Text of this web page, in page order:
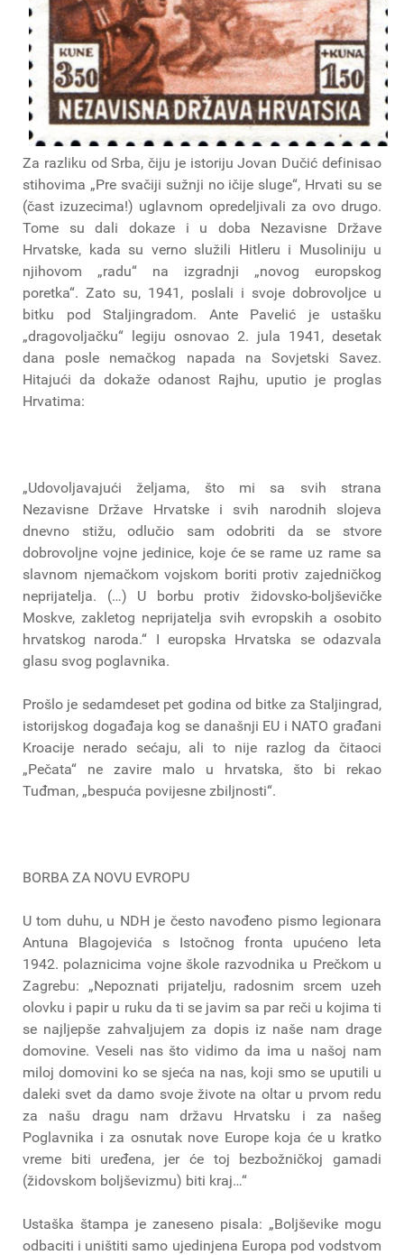
Za razliku od Srba, čiju je istoriju Jovan Dučić definisao
stihovima „Pre svačiji sužnji no ičije sluge“, Hrvati su se
(čast izuzecima!) uglavnom opredeljivali za ovo drugo.
Tome su dali dokaze i u doba Nezavisne Države
Hrvatske, kada su verno služili Hitleru i Musoliniju u
njihovom „radu“ na izgradnji „novog europskog
poretka“. Zato su, 1941, poslali i svoje dobrovoljce u
bitku pod Staljingradom. Ante Pavelić je ustašku
„dragovoljačku“ legiju osnovao 2. jula 1941, desetak
dana posle nemačkog napada na Sovjetski Savez.
Hitajući da dokaže odanost Rajhu, uputio je proglas
Hrvatima:
„Udovoljavajući željama, što mi sa svih strana
Nezavisne Države Hrvatske i svih narodnih slojeva
dnevno stižu, odlučio sam odobriti da se stvore
dobrovoljne vojne jedinice, koje će se rame uz rame sa
slavnom njemačkom vojskom boriti protiv zajedničkog
neprijatelja. (…) U borbu protiv židovsko-boljševičke
Moskve, zakletog neprijatelja svih evropskih a osobito
hrvatskog naroda.“ I europska Hrvatska se odazvala
glasu svog poglavnika.
Prošlo je sedamdeset pet godina od bitke za Staljingrad,
istorijskog događaja kog se današnji EU i NATO građani
Kroacije nerado sećaju, ali to nije razlog da čitaoci
„Pečata“ ne zavire malo u hrvatska, što bi rekao
Tuđman, „bespuća povijesne zbiljnosti“.
BORBA ZA NOVU EVROPU
U tom duhu, u NDH je često navođeno pismo legionara
Antuna Blagojevića s Istočnog fronta upućeno leta
1942. polaznicima vojne škole razvodnika u Prečkom u
Zagrebu: „Nepoznati prijatelju, radosnim srcem uzeh
olovku i papir u ruku da ti se javim sa par reči u kojima ti
se najljepše zahvaljujem za dopis iz naše nam drage
domovine. Veseli nas što vidimo da ima u našoj nam
miloj domovini ko se sjeća na nas, koji smo se uputili u
daleki svet da damo svoje živote na oltar u prvom redu
za našu dragu nam državu Hrvatsku i za našeg
Poglavnika i za osnutak nove Europe koja će u kratko
vreme biti uređena, jer će toj bezbožničkoj gamadi
(židovskom boljševizmu) biti kraj…“
Ustaška štampa je zaneseno pisala: „Boljševike mogu
odbaciti i uništiti samo ujedinjena Europa pod vodstvom